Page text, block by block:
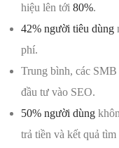
hiệu lên tới 80%.
42% người tiêu dùng
phí.
Trung bình, các SMB
đầu tư vào SEO.
50% người dùng
trả tiền và kết quả